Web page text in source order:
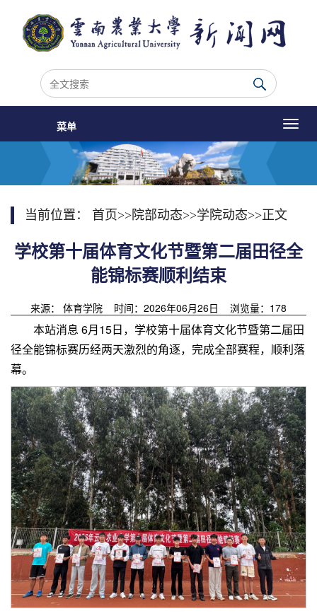
菜单
当前位置： 首页>>院部动态>>学院动态>>正文
学校第十届体育文化节暨第二届田径全
能锦标赛顺利结束
来源： 体育学院 时间：2026年06月26日 浏览量： 178
本站消息 6月15日，学校第十届体育文化节暨第二届田
径全能锦标赛历经两天激烈的角逐，完成全部赛程，顺利落
幕。